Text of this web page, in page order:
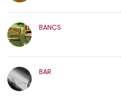
BANCS
BAR